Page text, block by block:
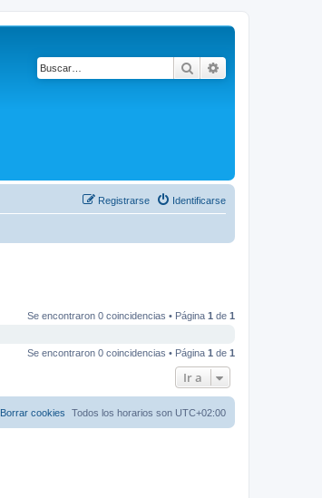
Buscar
Identificarse
Registrarse
Se encontraron 0 coincidencias • Página 1 de 1
Se encontraron 0 coincidencias • Página 1 de 1
Ir a
Todos los horarios son UTC+02:00
Borrar cookies